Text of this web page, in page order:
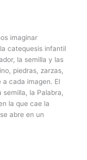
imaginar
catequesis infantil
la semilla y las
piedras, zarzas,
cada imagen. El
semilla, la Palabra,
la que cae la
abre en un